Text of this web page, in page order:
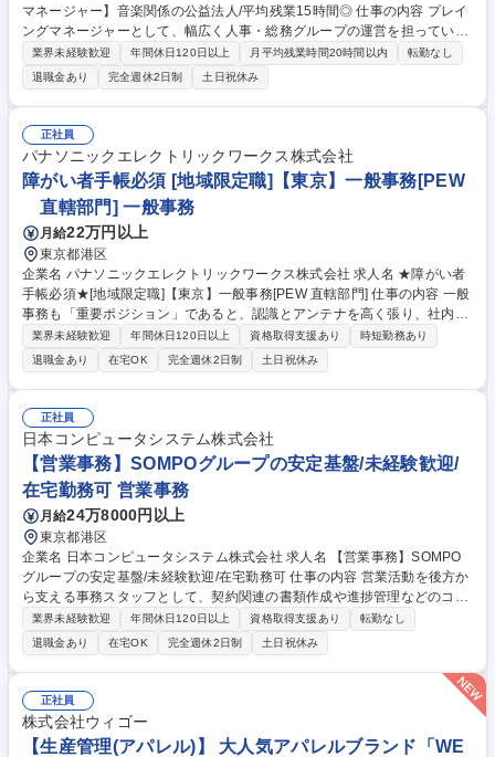
マネージャー】音楽関係の公益法人/平均残業15時間◎ 仕事の内容 プレイ
ングマネージャーとして、幅広く人事・総務グループの運営を担っていた
だきます。■グループ運営・マネジメント業務：人事・総務グループの運
営、部員の業務管理・育成・評価、役員・他部署との調整・連携 ■総務業
務：理事会他会議運営、役員登記、秘書業務管理（秘書1名）、会員社入
退会、渉外対応、安全衛生管理、規程改定、オフィス管理（庶務1名）、
庶務業務の統括、その他■人事業務：採用、入退社管理、勤怠/給与管理、
育成（研修/OJT関連）、人事制度（設計/運用）■まずは総務実務や会議運
営で現場を理解し、徐々にマネジメント領域を広げながら、人事・総務部
門の責任者として組織を牽引することを期待します。 募集職種 六本木一
丁目【人事・総務マネージャー】音楽関係の公益法人/平均残業15時間◎
業界未経験歓迎 年間休日120日以上 月平均残業時間20時間以内
転勤なし
退職金あり
完全週休2日制 土日祝休み
正社員
パナソニックエレクトリックワークス株式会社
障がい者手帳必須 [地域限定職]【東京】一般事務[PEW
直轄部門] 一般事務
月給22万円以上
東京都港区
企業名 パナソニックエレクトリックワークス株式会社 求人名 ★障がい者
手帳必須★[地域限定職]【東京】一般事務[PEW 直轄部門] 仕事の内容 一般
事務も「重要ポジション」であると、認識とアンテナを高く張り、社内外
の関係者とのコミュニケーションを密に取って各種業務推進いただきま
す。 【具体的な仕事内容】 直轄部門事務として専門性を活かした一般事
務(庶務含む)全般をお任せします。各種資料作成、各種会議(WEB含む)の
実施調整と当日設営および運営、備品発注、伝票処理、自部門の予算管
理、電話応対等、幅広い業務をご担当いただきます。 募集職種 ★障がい
者手帳必須★[地域限定職]【東京】一般事務[PEW 直轄部門]
業界未経験歓迎 年間休日120日以上 資格取得支援あり
時短勤務あり
退職金あり
在宅OK 完全週休2日制 土日祝休み
正社員
日本コンピュータシステム株式会社
【営業事務】SOMPOグループの安定基盤/未経験歓迎/
在宅勤務可 営業事務
月給24万8000円以上
東京都港区
企業名 日本コンピュータシステム株式会社 求人名 【営業事務】SOMPO
グループの安定基盤/未経験歓迎/在宅勤務可 仕事の内容 営業活動を後方か
ら支える事務スタッフとして、契約関連の書類作成や進捗管理などのコア
業務をお任せします。正確かつスピーディーな対応で営業メンバーや顧客
をサポートし、組織の円滑な運営に貢献します。 【詳細】・見積、注文書
類、請求書等の契約関連書類作成・契約関連書類の押印対応(電子印メイ
ン)や提出・契約内容のシステム登録、進捗管理、支払依頼対応【その
他】・電話対応(1日0~5件程度)、来客対応、イベント対応等【入社後】ま
ずは書類作成やシステム入力などの日次業務からスタート。先輩が隣で丁
寧にサポートするため、安心して業務に慣れていける環境です。 募集職種
業界未経験歓迎 年間休日120日以上 資格取得支援あり
転勤なし
退職金あり
在宅OK 完全週休2日制 土日祝休み
正社員
株式会社ウィゴー
【生産管理(アパレル)】 大人気アパレルブランド「WE